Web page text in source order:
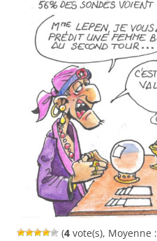
(4 vote(s), Moyenne :